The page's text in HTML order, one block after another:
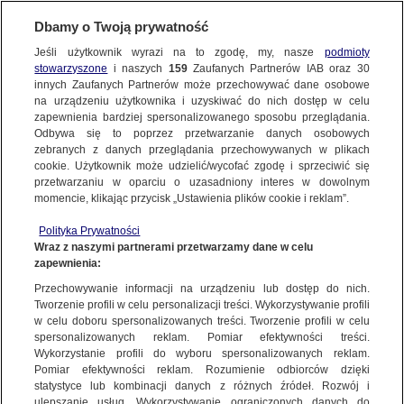
BIURO REKLAMY TVN MEDIA
13.06.2023
TA WIOSNA BYŁA NASZA! TVN LIDEREM RYNKU
TELEWIZYJNEGO W POLSCE
TVN
dostarczania widzom wielowymiarowej rozrywki! Ramówka była
odpowiedzią na potrzeby publiczności oraz dynamiczne zmiany
rynku, a także realizacją obietnicy kontentu na najwyższym poziomie.
najlepsze seriale, programy lifestyle’owe, wielka rozrywka,
emocjonujące reality show, angażujące teleturnieje i filmowe hity
najlepszych światowych wytwórni były tej wiosny na wyciągnięcie
ręki.
Wiosenna odsłona ramówki zagwarantowała stacji tytuł lidera
rynku telewizyjnego w Polsce z wynikiem na poziomie 9,0% SHR w
Daypart 6:00 – 25:59 i 10,7% w Prime Time, co zapewniło przewagę
Dbamy o Twoją prywatność
Jeśli użytkownik wyrazi na to zgodę, my, nasze podmioty
stowarzyszone i naszych 159Zaufanych Partnerów IAB oraz 30
innych Zaufanych Partnerów może przechowywać dane osobowe
na urządzeniu użytkownika i uzyskiwać do nich dostęp w celu
zapewnienia bardziej spersonalizowanego sposobu przeglądania.
Odbywa się to poprzez przetwarzanie danych osobowych
zebranych z danych przeglądania przechowywanych w plikach
cookie. Użytkownik może udzielić/wycofać zgodę i sprzeciwić się
przetwarzaniu w oparciu o uzasadniony interes w dowolnym
momencie, klikając przycisk „Ustawienia plików cookie i reklam”.
Polityka Prywatności
Wraz z naszymi partnerami przetwarzamy dane w celu
zapewnienia:
Przechowywanie informacji na urządzeniu lub dostęp do nich.
Tworzenie profili w celu personalizacji treści. Wykorzystywanie profili
w celu doboru spersonalizowanych treści. Tworzenie profili w celu
spersonalizowanych reklam. Pomiar efektywności treści.
Wykorzystanie profili do wyboru spersonalizowanych reklam.
Pomiar efektywności reklam. Rozumienie odbiorców dzięki
statystyce lub kombinacji danych z różnych źródeł. Rozwój i